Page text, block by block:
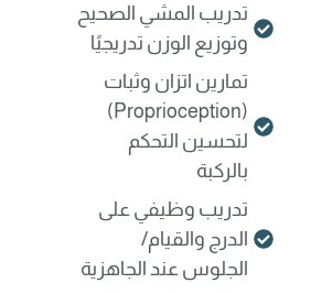
تدريب المشي الصحيح
وتوزيع الوزن تدريجيًا
تمارين اتزان وثبات
(Proprioception)
لتحسين التحكم
بالركبة
تدريب وظيفي على
الدرج والقيام/
الجلوس عند الجاهزية